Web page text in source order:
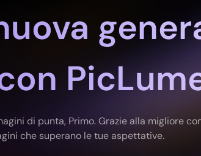
di punta, Primo. Grazie alla migliore
che superano le tue aspettative.